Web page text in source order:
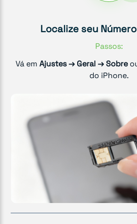
Localize seu
Passos:
Vá em Ajustes → Geral → Sobre
do iPhone.